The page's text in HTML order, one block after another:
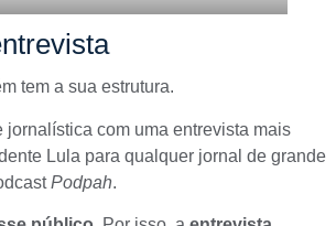
tem a sua estrutura.
jornalística com uma entrevista mais
Lula para qualquer jornal de grande
Podpah.